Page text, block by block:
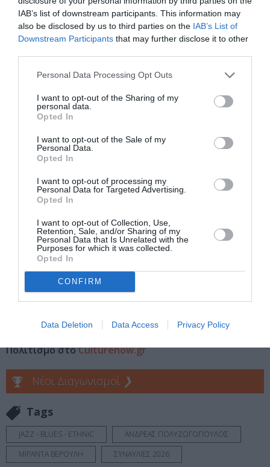
IAB’s list of downstream participants. This information may
also be disclosed by us to third parties on the IAB’s List of
Downstream Participants that may further disclose it to other
Personal Data Processing Opt Outs
I want to opt-out of the Sharing of my
personal data.
Opted In
I want to opt-out of the Sale of my
Personal Data.
Opted In
I want to opt-out of processing my
Personal Data for Targeted Advertising.
Opted In
I want to opt-out of Collection, Use,
Retention, Sale, and/or Sharing of my
Personal Data that Is Unrelated with the
Purposes for which it was collected.
Opted In
CONFIRM
Data Deletion Data Access Privacy Policy
συνεχίσω να υπηρετώ την τέχνη μου, με την ελπίδα και
την πίστη ότι ο κόσμος μπορεί να γίνει λίγο καλύτερος
μέσω τής μουσικής!
πρόγραμμα που θα ερμηνεύσετε;
Για να το συνδέσω με την αρχή, θα πω το “Chega de
saudade”. Είναι ο τίτλος ενός πολύ δημοφιλούς
τραγουδιού στην Βραζιλία, του Antônio Carlos Jobim κι
ένα από τα πρώτα που μετέφρασα. Το έχω αποδώσει
ποιητική αδεία ως “Τέρμα πια η θλίψη”. Ας γίνει το
σύνθημα για το καλοκαίρι που ξεκινά!
Photo credit: George Spanos
Διαβάστε επίσης:
Miranda Verouli Quintet Feat. Andreas Polyzogopoulos στο
Half Note Jazz Club
Ακολουθήστε το Culturenow.gr στο
Πολιτισμό στοCulturenow.gr
Νέοι Διαγωνισμοί ❯
Tags
JAZZ - BLUES - ETHNIC
ΑΝΔΡΕΑΣ ΠΟΛΥΖΩΓΟΠΟΥΛΟΣ
ΜΙΡΑΝΤΑ ΒΕΡΟΥΛΗ
ΣΥΝΑΥΛΙΕΣ 2026